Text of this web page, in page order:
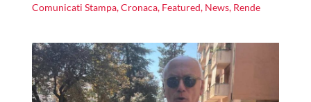
Comunicati Stampa,Cronaca, Featured, News, Rende